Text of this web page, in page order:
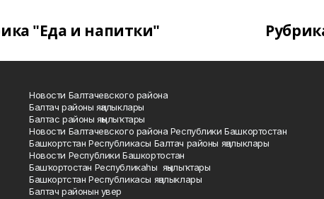
"Еда и напитки"
Новости Балтачевского района
Балтач районы яңалыклары
Балтас районы яңылыҡтары
Новости Балтачевского района Республики Башкортостан
Башкортстан Республикасы Балтач районы яңалыклары
Новости Республики Башкортостан
Башҡортостан Республикаһы яңылыҡтары
Башкортстан Республикасы яңалыклары
Балтач районын увер